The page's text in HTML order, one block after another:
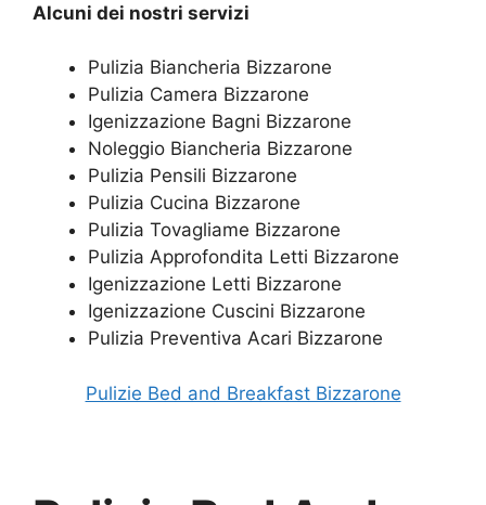
Alcuni dei nostri servizi
Pulizia Biancheria Bizzarone
Pulizia Camera Bizzarone
Igenizzazione Bagni Bizzarone
Noleggio Biancheria Bizzarone
Pulizia Pensili Bizzarone
Pulizia Cucina Bizzarone
Pulizia Tovagliame Bizzarone
Pulizia Approfondita Letti Bizzarone
Igenizzazione Letti Bizzarone
Igenizzazione Cuscini Bizzarone
Pulizia Preventiva Acari Bizzarone
Pulizie Bed and Breakfast Bizzarone